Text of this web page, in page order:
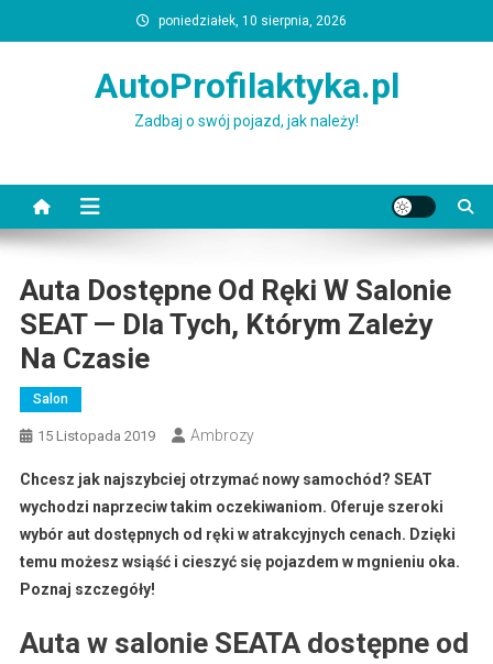
to
poniedziałek, 10 sierpnia, 2026
AutoProfilaktyka.pl
Zadbaj o swój pojazd, jak należy!
Auta Dostępne Od Ręki W Salonie
SEAT — Dla Tych, Którym Zależy
Na Czasie
Salon
15 Listopada 2019 Ambrozy
Chcesz jak najszybciej otrzymać nowy samochód? SEAT
wychodzi naprzeciw takim oczekiwaniom. Oferuje szeroki
wybór aut dostępnych od ręki w atrakcyjnych cenach. Dzięki
temu możesz wsiąść i cieszyć się pojazdem w mgnieniu oka.
Poznaj szczegóły!
Auta w salonie SEATA dostępne od